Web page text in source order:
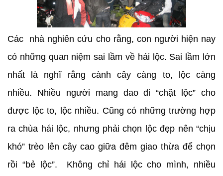
Các nhà nghiên cứu cho rằng, con người hiện nay
có những quan niệm sai lầm về hái lộc. Sai lầm lớn
nhất là nghĩ rằng cành cây càng to, lộc càng
nhiều. Nhiều người mang dao đi “chặt lộc” cho
được lộc to, lộc nhiều. Cũng có những trường hợp
ra chùa hái lộc, nhưng phải chọn lộc đẹp nên “chịu
khó” trèo lên cây cao giữa đêm giao thừa để chọn
rồi “bẻ lộc”. Không chỉ hái lộc cho mình, nhiều